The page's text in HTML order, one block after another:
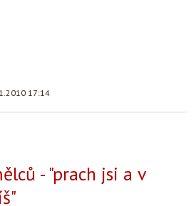
17:14
- "prach jsi a v